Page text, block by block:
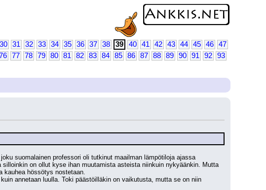
30 31 32 33 34 35 36 37 38 39 40 41 42 43 44 45 46
47
77 78 79 80 81 82 83 84 85 86 87 88 89 90 91 92
93
suomalainen professori oli tutkinut maailman lämpötiloja ajassa
on ollut kyse ihan muutamista asteista niinkuin nykyäänkin. Mutta
kauhea hössötys nostetaan.
annetaan luulla. Toki päästöilläkin on vaikutusta, mutta se on niin